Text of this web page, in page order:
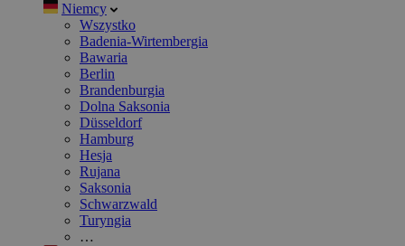
Niemcy
Wszystko
Badenia-Wirtembergia
Bawaria
Berlin
Brandenburgia
Dolna Saksonia
Düsseldorf
Hamburg
Hesja
Rujana
Saksonia
Schwarzwald
Turyngia
…